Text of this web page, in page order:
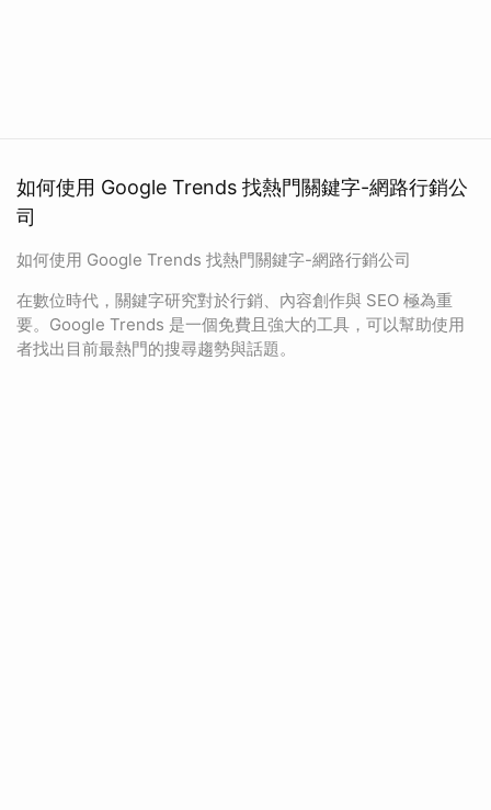
如何使用 Google Trends 找熱門關鍵字-網路行銷公
司
如何使用 Google Trends 找熱門關鍵字-網路行銷公司
在數位時代，關鍵字研究對於行銷、內容創作與 SEO 極為重
要。Google Trends 是一個免費且強大的工具，可以幫助使用
者找出目前最熱門的搜尋趨勢與話題。